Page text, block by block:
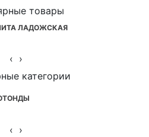
товары
ЛАДОЖСКАЯ
‹ ›
категории
‹ ›